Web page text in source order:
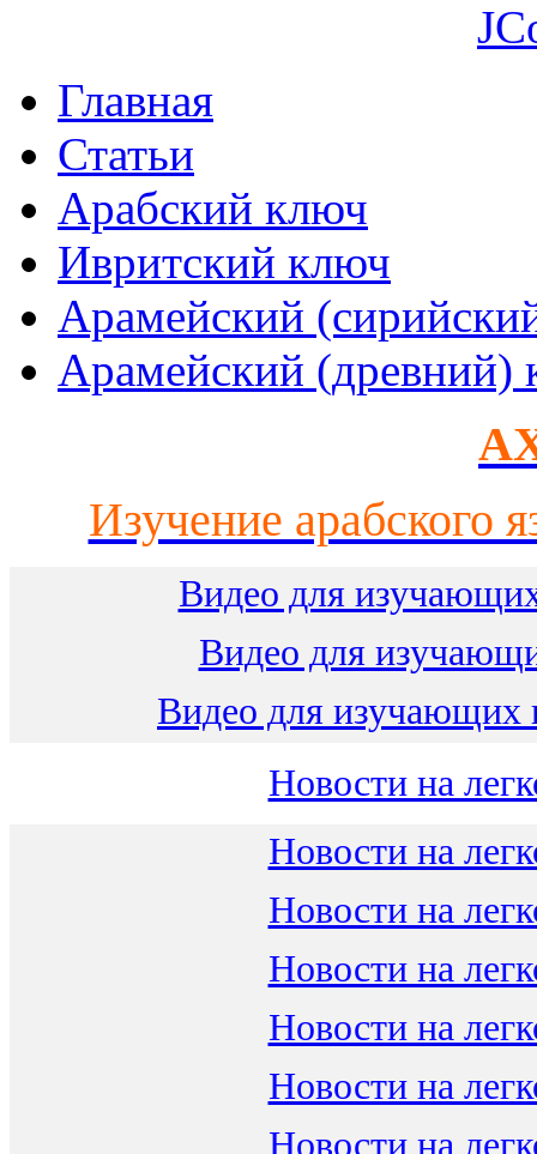
Главная
Статьи
Арабский ключ
Ивритский ключ
Арамейский
Арамейский (древний)
Изучение арабского
Видео для
Видео для
Видео для изучающих
Новости на
Новости на
Новости на
Новости на
Новости на
Новости на
Новости на